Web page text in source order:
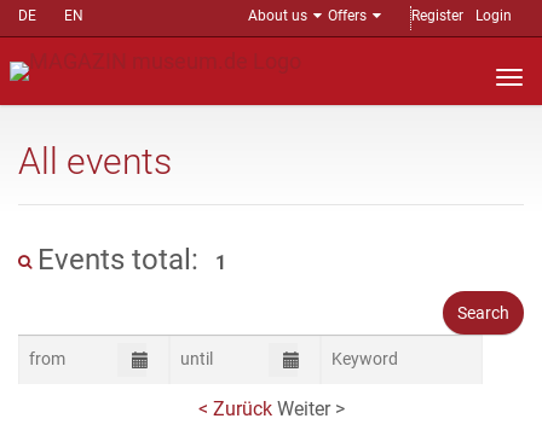
DE EN About us Offers Register Login
All events
Events total: 1
< Zurück Weiter >